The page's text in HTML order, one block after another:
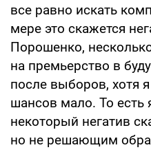
все равно искать
мере это скажется
Порошенко,
на премьерство в
после выборов, хотя
шансов мало. То есть
некоторый негатив
но не решающим